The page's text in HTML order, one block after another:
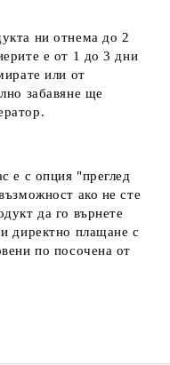
ни отнема до 2
е от 1 до 3 дни
или от
забавяне ще
е с опция "преглед
ако не сте
да го върнете
директно плащане с
по посочена от